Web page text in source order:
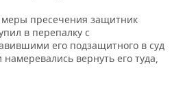
меры пресечения защитник
в перепалку с
его подзащитного в суд
вернуть его туда,